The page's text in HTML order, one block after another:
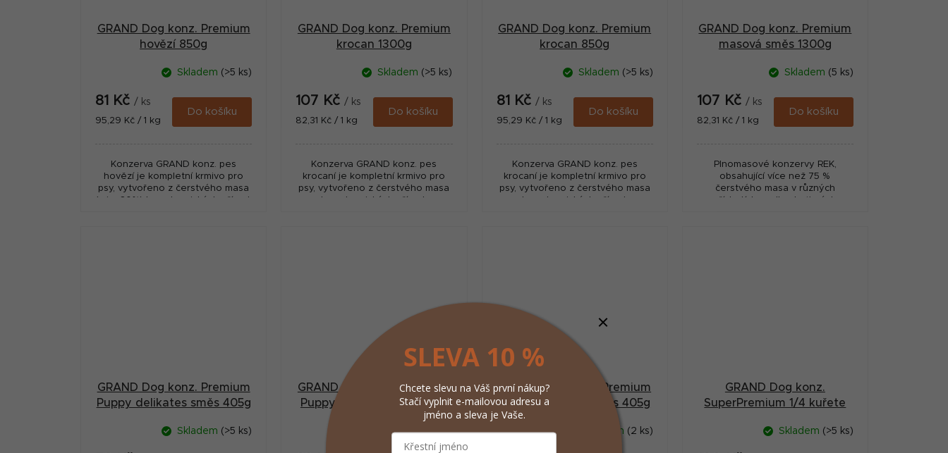
GRAND Dog konz. Premium
hovězí 850g
Skladem (>5 ks)
81 Kč / ks
Měrná
95,29 Kč / 1 kg
Do košíku
Konzerva GRAND konz. pes
hovězí je kompletní krmivo pro
psy, vytvořeno z čerstvého masa
(min. 60%) bez chemických přísad.
GRAND Dog konz. Premium
krocan 1300g
Skladem (>5 ks)
107 Kč / ks
Měrná
82,31 Kč / 1 kg
Do košíku
Konzerva GRAND konz. pes
krocaní je kompletní krmivo pro
psy, vytvořeno z čerstvého masa
bez chemických přísad.
GRAND Dog konz. Premium
krocan 850g
Skladem (>5 ks)
81 Kč / ks
Měrná
95,29 Kč / 1 kg
Do košíku
Konzerva GRAND konz. pes
krocaní je kompletní krmivo pro
psy, vytvořeno z čerstvého masa
bez chemických přísad.
GRAND Dog konz. Premium
masová směs 1300g
Skladem (5 ks)
107 Kč / ks
Měrná
82,31 Kč / 1 kg
Do košíku
Plnomasové konzervy REK,
obsahující více než 75 %
čerstvého masa v různých
příchutích podle chuťových
GRAND Dog konz. Premium
Puppy delikates směs 405g
Skladem (>5 ks)
GRAND Dog konz. Premium
Puppy kuřecí kousky 405g
Skladem(>5 ks)
GRAND Dog konz. Premium
Puppy speciální směs 405g
Skladem (2 ks)
GRAND Dog konz.
SuperPremium 1/4 kuřete
Skladem (>5 ks)
SLEVA 10 %
Chcete slevu na Váš první nákup?
Stačí vyplnit e-mailovou adresu a
jméno a sleva je Vaše.